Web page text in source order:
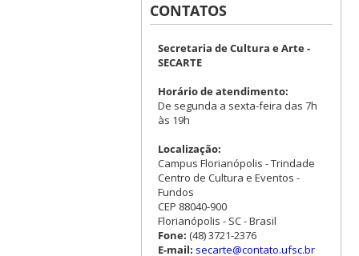
CONTATOS
Secretaria de Cultura e Arte -
SECARTE
Horário de atendimento:
De segunda a sexta-feira das 7h
às 19h
Localização:
Campus Florianópolis - Trindade
Centro de Cultura e Eventos -
Fundos
CEP 88040-900
Florianópolis - SC - Brasil
Fone: (48) 3721-2376
E-mail: secarte@contato.ufsc.br